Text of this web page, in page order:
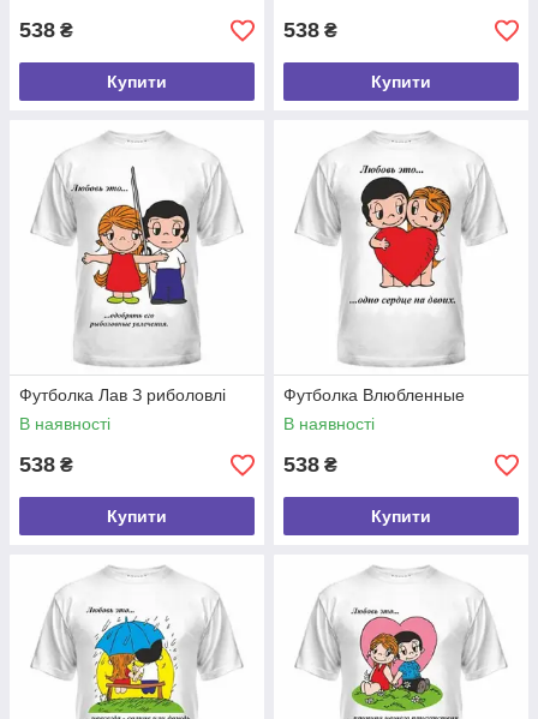
538 ₴
Купити
538 ₴
Купити
Футболка Лав З риболовлі
В наявності
538 ₴
Купити
Футболка Влюбленные
В наявності
538 ₴
Купити